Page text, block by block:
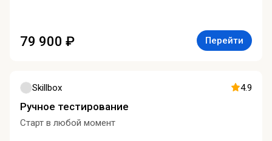
79 900 ₽ Перейти
Skillbox 4.9
Ручное тестирование
Старт в любой момент